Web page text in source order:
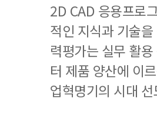
2D CAD 응용프로
적인 지식과 기술
력평가는 실무 활
터 제품 양산에 이
업혁명기의 시대